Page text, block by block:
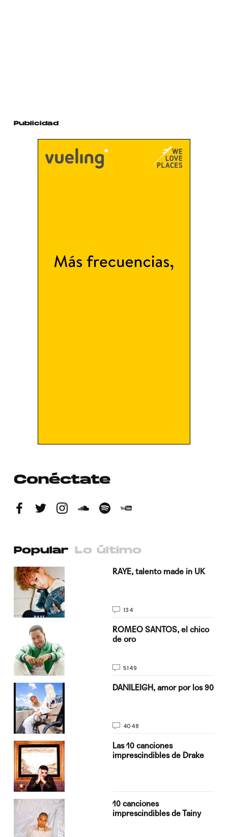
Publicidad
Conéctate
Popular Lo último
RAYE, talento made in UK
134
ROMEO SANTOS, el chico
de oro
5149
DANILEIGH, amor por los 90
4048
Las 10 canciones
imprescindibles de Drake
10 canciones
imprescindibles de Tainy